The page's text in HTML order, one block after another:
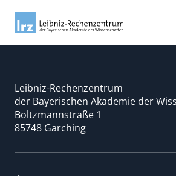
Leibniz-Rechenzentrum
der Bayerischen Akademie der
Boltzmannstraße 1
85748 Garching